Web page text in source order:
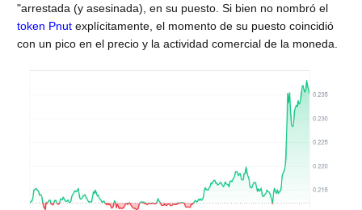
"arrestada (y asesinada), en su puesto. Si bien no nombró el
token Pnut explícitamente, el momento de su puesto coincidió
con un pico en el precio y la actividad comercial de la moneda.